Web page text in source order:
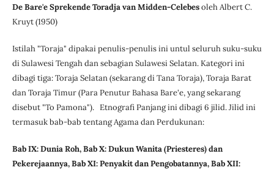
De Bare'e Sprekende Toradja van Midden-Celebesoleh Albert C.
Kruyt (1950)
Istilah "Toraja" dipakai penulis-penulis ini untul seluruh suku-suku
di Sulawesi Tengah dan sebagian Sulawesi Selatan. Kategori ini
dibagi tiga: Toraja Selatan (sekarang di Tana Toraja), Toraja Barat
dan Toraja Timur (Para Penutur Bahasa Bare'e, yang sekarang
disebut "To Pamona"). Etnografi Panjang ini dibagi 6 jilid. Jilid ini
termasuk bab-bab tentang Agama dan Perdukunan:
Bab IX: Dunia Roh, Bab X: Dukun Wanita (Priesteres) dan
Pekerejaannya, Bab XI: Penyakit dan Pengobatannya, Bab XII: